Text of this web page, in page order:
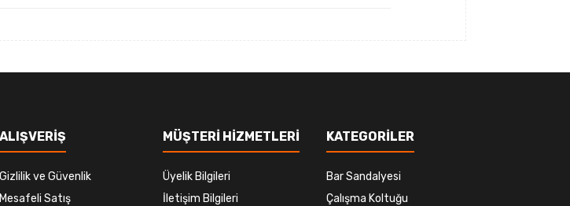
ALIŞVERİŞ
Gizlilik ve Güvenlik
Mesafeli Satış
MÜŞTERİ HİZMETLERİ
Üyelik Bilgileri
İletişim Bilgileri
KATEGORİLER
Bar Sandalyesi
Çalışma Koltuğu